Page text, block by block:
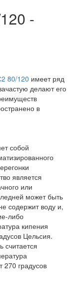
-
80/120 имеет ряд
делают его
в
собой
является
или
может быть
содержит воду и,
либо
кипения
Цельсия.
считается
270 градусов